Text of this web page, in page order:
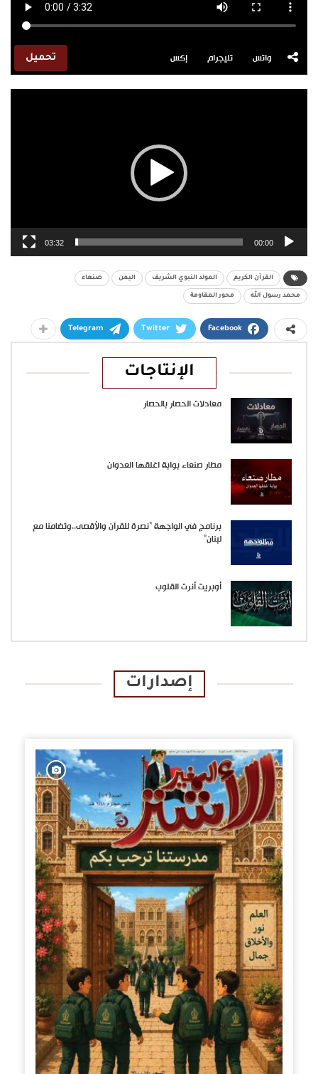
واتس تليجرام إكس تحميل
00:00
03:32
القرآن الكريم المولد النبوي الشريف اليمن صنعاء
محمد رسول الله محور المقاومة
Facebook
Twitter
Telegram
الإنتاجات
معادلات الحصار بالحصار
مطار صنعاء بوابة اغلقها العدوان
برنامج في الواجهة “نصرة للقرآن والأقصى..وتضامنا مع
لبنان”
أوبريت أنرت القلوب
إصدارات